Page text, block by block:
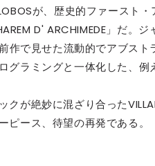
が、歴史的ファースト
D' ARCHIMEDE」だ。
作で見せた流動的でアブス
グラミングと一体化した、
が絶妙に混ざり合った
ピース、待望の再発である。